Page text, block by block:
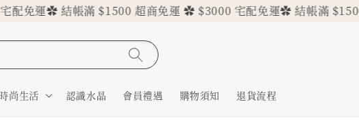
✿ 結帳滿 $1500 超商免運 ✿ $3000 宅配免運✿ 結帳滿 $1500 超商
時尚生活 認識水晶 會員禮遇 購物須知 退貨流程